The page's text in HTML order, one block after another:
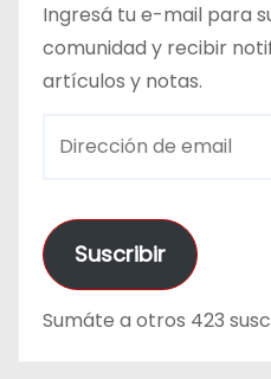
Ingresá tu e-mail para
comunidad y recibir
artículos y notas.
e
c
i
Suscribir
Sumáte a otros 423